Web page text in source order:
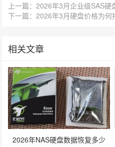
相关文章
2026年NAS硬盘数据恢复多少